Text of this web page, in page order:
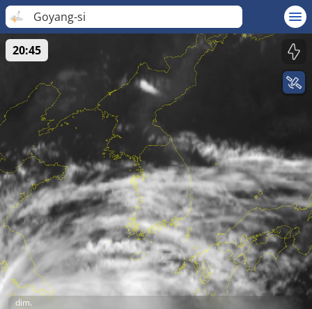
Goyang-si
dim.
20:45